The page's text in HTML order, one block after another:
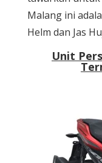
Malang ini
Helm dan Jas
Unit